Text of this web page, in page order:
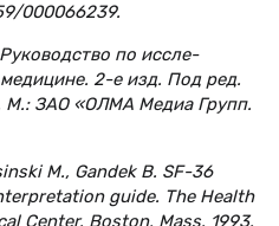
000066239.
по иссле-
2-е изд. Под ред.
ЗАО «ОЛМА Медиа Групп.
M., Gandek B. SF-36
guide. The Health
Center. Boston, Mass. 1993.